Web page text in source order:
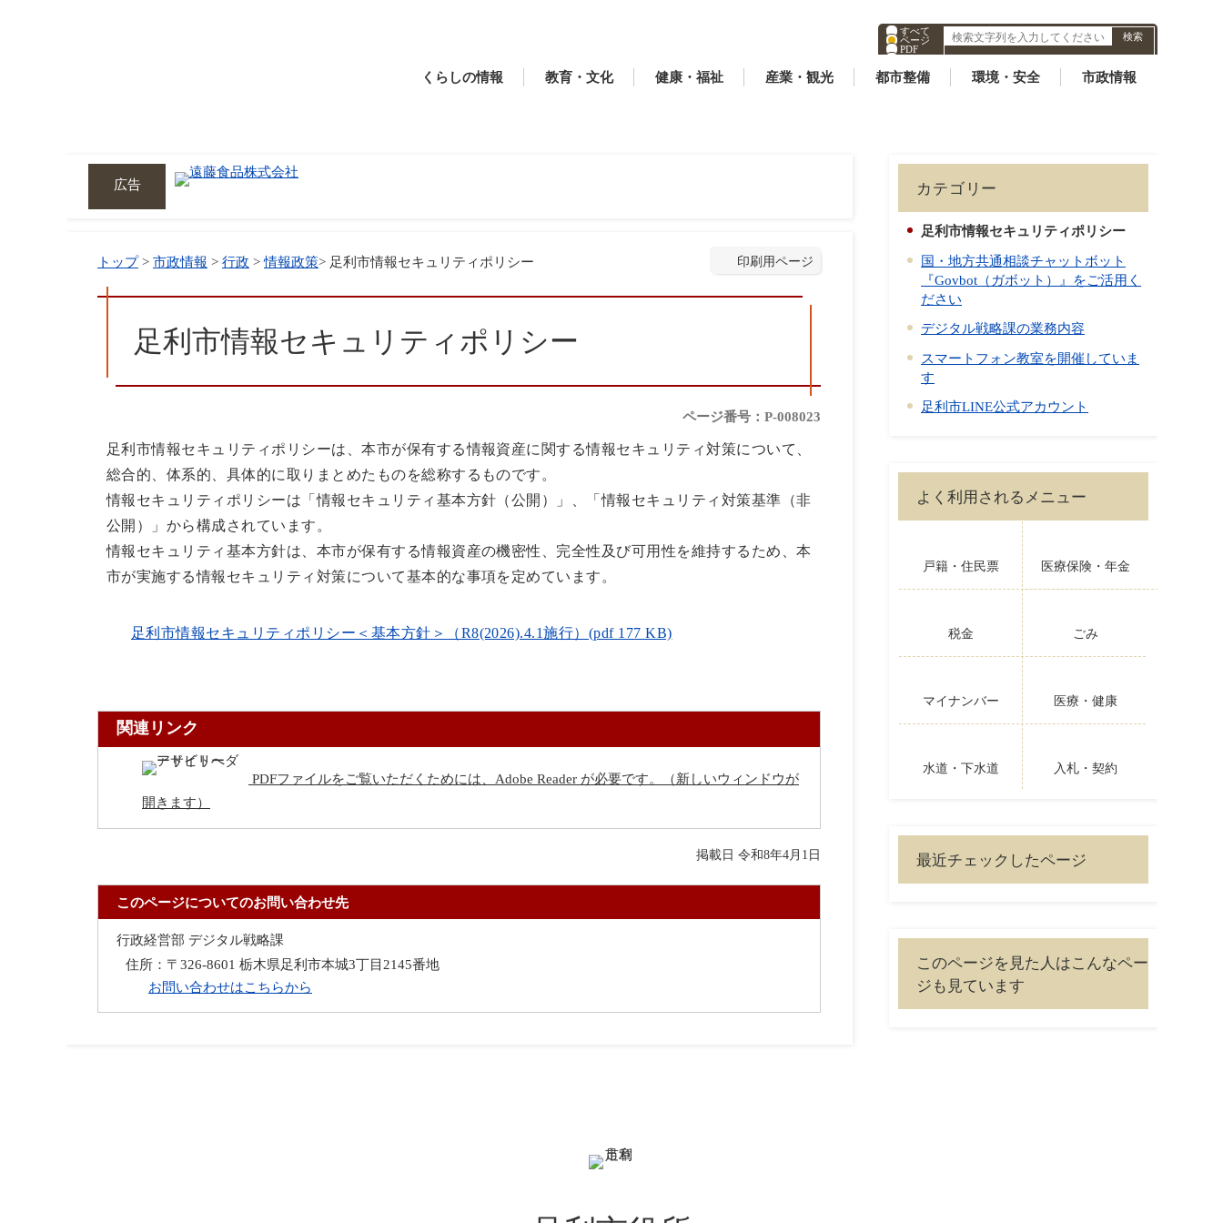
すべて
ページ
PDF
ID
くらしの情報 教育・文化 健康・福祉 産業・観光 都市整備 環境・安全 市政情報
広告
印刷用ページ
トップ> 市政情報 > 行政 >情報政策> 足利市情報セキュリティポリシー
足利市情報セキュリティポリシー
ページ番号：P-008023
足利市情報セキュリティポリシーは、本市が保有する情報資産に関する情報セキュリティ対策について、
総合的、体系的、具体的に取りまとめたものを総称するものです。
情報セキュリティポリシーは「情報セキュリティ基本方針（公開）」、「情報セキュリティ対策基準（非
公開）」から構成されています。
情報セキュリティ基本方針は、本市が保有する情報資産の機密性、完全性及び可用性を維持するため、本
市が実施する情報セキュリティ対策について基本的な事項を定めています。
足利市情報セキュリティポリシー＜基本方針＞（R8(2026).4.1施行）(pdf 177 KB)
関連リンク
PDFファイルをご覧いただくためには、Adobe Reader が必要です。（新しいウィンドウが
開きます）
掲載日 令和8年4月1日
このページについてのお問い合わせ先
行政経営部 デジタル戦略課
住所： 〒326-8601 栃木県足利市本城3丁目2145番地
お問い合わせはこちらから
カテゴリー
足利市情報セキュリティポリシー
国・地方共通相談チャットボット
『Govbot（ガボット）』をご活用く
ださい
デジタル戦略課の業務内容
スマートフォン教室を開催していま
す
足利市LINE公式アカウント
よく利用されるメニュー
戸籍・住民票 医療保険・年金
税金 ごみ
マイナンバー 医療・健康
水道・下水道 入札・契約
最近チェックしたページ
このページを見た人はこんなペー
ジも見ています